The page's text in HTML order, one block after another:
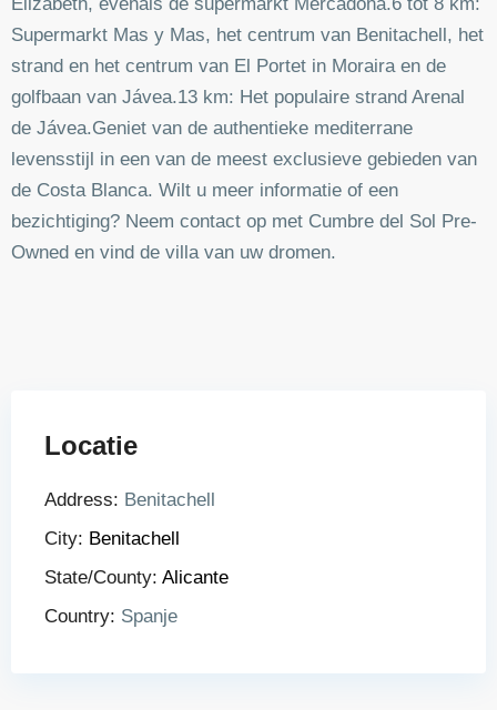
Supermarkt Mas y Mas, het centrum van Benitachell, het
strand en het centrum van El Portet in Moraira en de
golfbaan van Jávea.13 km: Het populaire strand Arenal
de Jávea.Geniet van de authentieke mediterrane
levensstijl in een van de meest exclusieve gebieden van
de Costa Blanca. Wilt u meer informatie of een
bezichtiging? Neem contact op met Cumbre del Sol Pre-
Owned en vind de villa van uw dromen.
Locatie
Address: Benitachell
City: Benitachell
State/County: Alicante
Country: Spanje